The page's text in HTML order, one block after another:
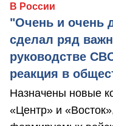
В России
"Очень и очень
сделал ряд
руководстве
реакция в
Назначены новые
«Центр» и